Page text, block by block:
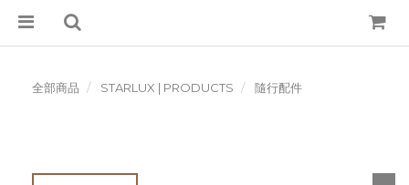
全部商品 STARLUX | PRODUCTS 隨行配件